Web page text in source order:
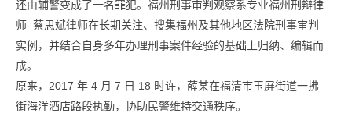
还由辅警变成了一名罪犯。福州刑事审判观察系专业福州刑辩律
师–蔡思斌律师在长期关注、搜集福州及其他地区法院刑事审判
实例，并结合自身多年办理刑事案件经验的基础上归纳、编辑而
成。
原来，2017 年 4 月 7 日 18 时许，薛某在福清市玉屏街道一拂
街海洋酒店路段执勤，协助民警维持交通秩序。